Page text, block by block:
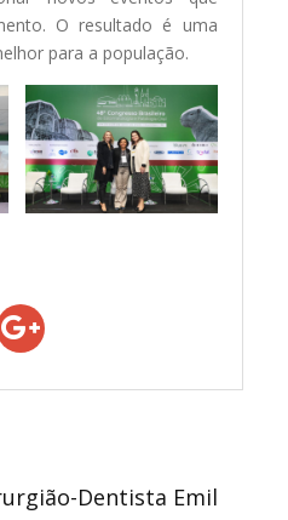
O resultado é uma
para a população.
Dentista Emil